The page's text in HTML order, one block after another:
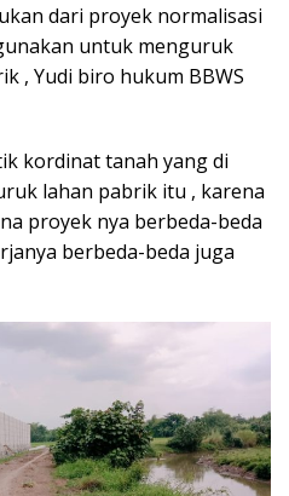
dari proyek normalisasi
untuk menguruk
, Yudi biro hukum BBWS
kordinat tanah yang di
lahan pabrik itu , karena
proyek nya berbeda-beda
berbeda-beda juga